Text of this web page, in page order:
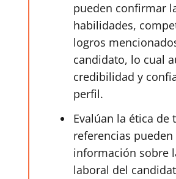
pueden confirmar
habilidades,
logros
candidato, lo cual
credibilidad y
perfil.
Evalúan la ética de
referencias
información sobre
laboral del